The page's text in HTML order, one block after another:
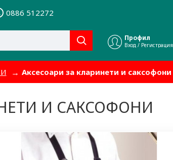
0886 512272
Профил
Вход / Регистрация
Аксесоари за кларинети и саксофони
И САКСОФОНИ